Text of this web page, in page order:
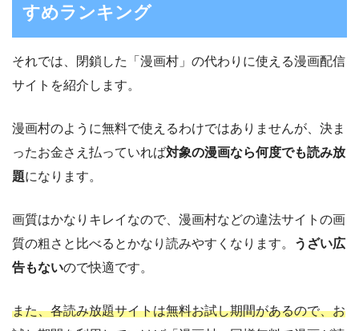
すめランキング
それでは、閉鎖した「漫画村」の代わりに使える漫画配信
サイトを紹介します。
漫画村のように無料で使えるわけではありませんが、決ま
ったお金さえ払っていれば対象の漫画なら何度でも読み放
題になります。
画質はかなりキレイなので、漫画村などの違法サイトの画
質の粗さと比べるとかなり読みやすくなります。
うざい広
告もないので快適です。
また、各読み放題サイトは無料お試し期間があるので、お